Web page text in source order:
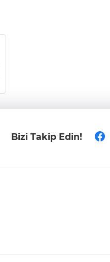
Bizi Takip Edin!